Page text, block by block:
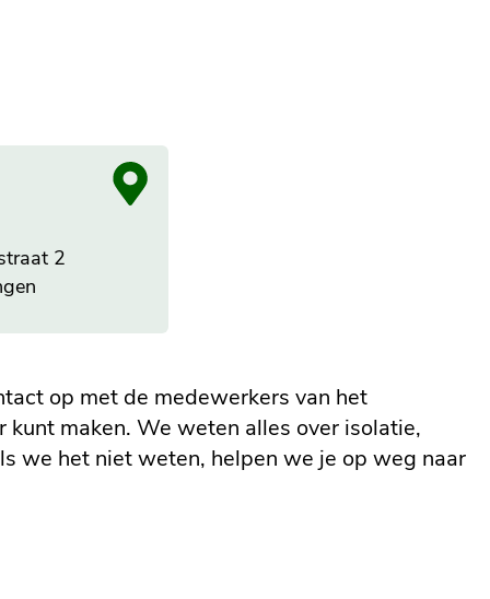
2
op met de medewerkers van het
maken. We weten alles over isolatie,
we het niet weten, helpen we je op weg naar